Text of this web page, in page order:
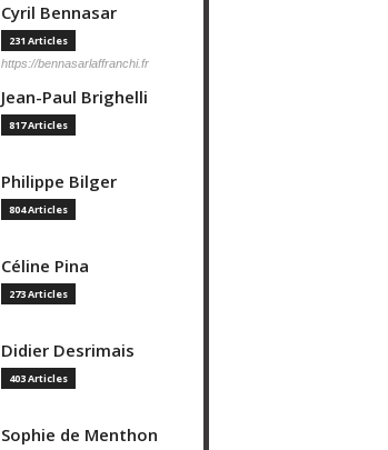
Cyril Bennasar
231 Articles
https://bennasarlaffranchi.fr
Jean-Paul Brighelli
817 Articles
Philippe Bilger
804 Articles
Céline Pina
273 Articles
Didier Desrimais
403 Articles
Sophie de Menthon